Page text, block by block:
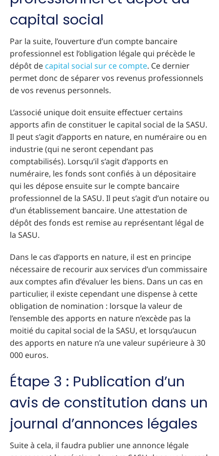
capital social
Par la suite, l’ouverture d’un compte bancaire
professionnel est l’obligation légale qui précède le
dépôt de capital social sur ce compte. Ce dernier
permet donc de séparer vos revenus professionnels
de vos revenus personnels.
L’associé unique doit ensuite effectuer certains
apports afin de constituer le capital social de la SASU.
Il peut s’agit d’apports en nature, en numéraire ou en
industrie (qui ne seront cependant pas
comptabilisés). Lorsqu’il s’agit d’apports en
numéraire, les fonds sont confiés à un dépositaire
qui les dépose ensuite sur le compte bancaire
professionnel de la SASU. Il peut s’agit d’un notaire ou
d’un établissement bancaire. Une attestation de
dépôt des fonds est remise au représentant légal de
la SASU.
Dans le cas d’apports en nature, il est en principe
nécessaire de recourir aux services d’un commissaire
aux comptes afin d’évaluer les biens. Dans un cas en
particulier, il existe cependant une dispense à cette
obligation de nomination : lorsque la valeur de
l’ensemble des apports en nature n’excède pas la
moitié du capital social de la SASU, et lorsqu’aucun
des apports en nature n’a une valeur supérieure à 30
000 euros.
Étape 3 : Publication d’un
avis de constitution dans un
journal d’annonces légales
Suite à cela, il faudra publier une annonce légale